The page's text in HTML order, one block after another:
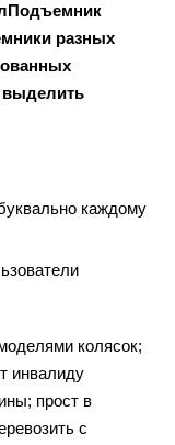
разных
выделить
каждому
колясок;
инвалиду
прост в
с